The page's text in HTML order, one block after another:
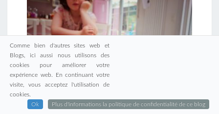
Comme bien d'autres sites web et
Blogs, ici aussi nous utilisons des
cookies pour améliorer votre
expérience web. En continuant votre
visite, vous acceptez l'utilisation de
cookies.
Ok
Plus d'informations la politique de confidentialité de ce blog